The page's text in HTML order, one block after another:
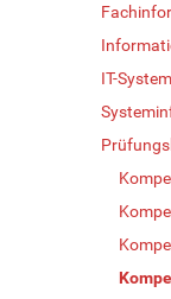
IT-